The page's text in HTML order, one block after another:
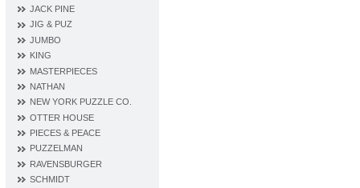
JACK PINE
JIG & PUZ
JUMBO
KING
MASTERPIECES
NATHAN
NEW YORK PUZZLE CO.
OTTER HOUSE
PIECES & PEACE
PUZZELMAN
RAVENSBURGER
SCHMIDT